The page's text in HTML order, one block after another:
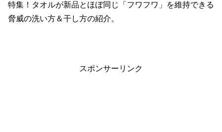
特集！タオルが新品とほぼ同じ「フワフワ」を維持できる
脅威の洗い方＆干し方の紹介。
スポンサーリンク